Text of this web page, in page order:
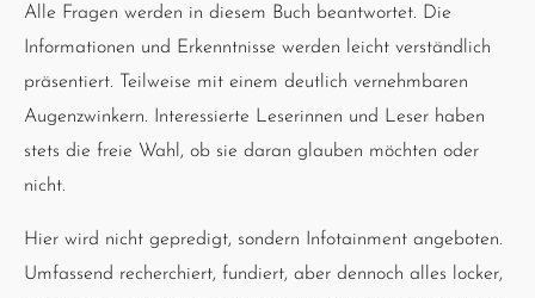
Alle Fragen werden in diesem Buch beantwortet. Die
Informationen und Erkenntnisse werden leicht verständlich
präsentiert. Teilweise mit einem deutlich vernehmbaren
Augenzwinkern. Interessierte Leserinnen und Leser haben
stets die freie Wahl, ob sie daran glauben möchten oder
nicht.
Hier wird nicht gepredigt, sondern Infotainment angeboten.
Umfassend recherchiert, fundiert, aber dennoch alles locker,